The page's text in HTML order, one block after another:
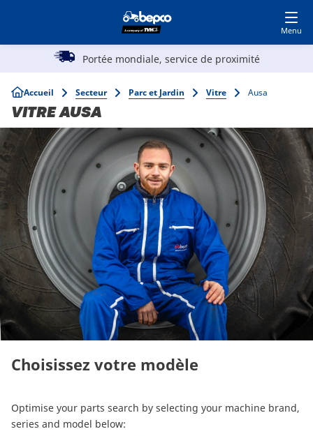
Top
menuReman & Repair
Découvrez notre gamme
Comment acheter ?
Agriculture
Automobile
Travaux publics
Parc et Jardin
Spécialistes
Portée mondiale, service de proximité
Breadcrumb
Accueil Secteur Parc et Jardin Vitre Ausa
VITRE AUSA
Choisissez votre modèle
Optimise your parts search by selecting your machine brand,
series and model below: